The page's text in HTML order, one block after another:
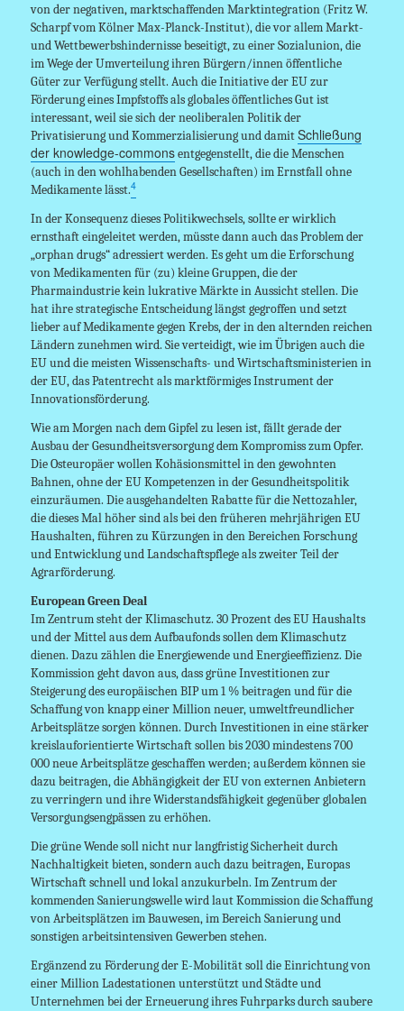
von der negativen, marktschaffenden Marktintegration (Fritz W.
Scharpf vom Kölner Max-Planck-Institut), die vor allem Markt-
und Wettbewerbshindernisse beseitigt, zu einer Sozialunion, die
im Wege der Umverteilung ihren Bürgern/innen öffentliche
Güter zur Verfügung stellt. Auch die Initiative der EU zur
Förderung eines Impfstoffs als globales öffentliches Gut ist
interessant, weil sie sich der neoliberalen Politik der
Privatisierung und Kommerzialisierung und damitSchließung
der knowledge-commonsentgegenstellt, die die Menschen
(auch in den wohlhabenden Gesellschaften) im Ernstfall ohne
Medikamente lässt.4
In der Konsequenz dieses Politikwechsels, sollte er wirklich
ernsthaft eingeleitet werden, müsste dann auch das Problem der
„orphan drugs“ adressiert werden. Es geht um die Erforschung
von Medikamenten für (zu) kleine Gruppen, die der
Pharmaindustrie kein lukrative Märkte in Aussicht stellen. Die
hat ihre strategische Entscheidung längst gegroffen und setzt
lieber auf Medikamente gegen Krebs, der in den alternden reichen
Ländern zunehmen wird. Sie verteidigt, wie im Übrigen auch die
EU und die meisten Wissenschafts- und Wirtschaftsministerien in
der EU, das Patentrecht als marktförmiges Instrument der
Innovationsförderung.
Wie am Morgen nach dem Gipfel zu lesen ist, fällt gerade der
Ausbau der Gesundheitsversorgung dem Kompromiss zum Opfer.
Die Osteuropäer wollen Kohäsionsmittel in den gewohnten
Bahnen, ohne der EU Kompetenzen in der Gesundheitspolitik
einzuräumen. Die ausgehandelten Rabatte für die Nettozahler,
die dieses Mal höher sind als bei den früheren mehrjährigen EU
Haushalten, führen zu Kürzungen in den Bereichen Forschung
und Entwicklung und Landschaftspflege als zweiter Teil der
Agrarförderung.
European Green Deal
Im Zentrum steht der Klimaschutz. 30 Prozent des EU Haushalts
und der Mittel aus dem Aufbaufonds sollen dem Klimaschutz
dienen. Dazu zählen die Energiewende und Energieeffizienz. Die
Kommission geht davon aus, dass grüne Investitionen zur
Steigerung des europäischen BIP um 1 % beitragen und für die
Schaffung von knapp einer Million neuer, umweltfreundlicher
Arbeitsplätze sorgen können. Durch Investitionen in eine stärker
kreislauforientierte Wirtschaft sollen bis 2030 mindestens 700
000 neue Arbeitsplätze geschaffen werden; außerdem können sie
dazu beitragen, die Abhängigkeit der EU von externen Anbietern
zu verringern und ihre Widerstandsfähigkeit gegenüber globalen
Versorgungsengpässen zu erhöhen.
Die grüne Wende soll nicht nur langfristig Sicherheit durch
Nachhaltigkeit bieten, sondern auch dazu beitragen, Europas
Wirtschaft schnell und lokal anzukurbeln. Im Zentrum der
kommenden Sanierungswelle wird laut Kommission die Schaffung
von Arbeitsplätzen im Bauwesen, im Bereich Sanierung und
sonstigen arbeitsintensiven Gewerben stehen.
Ergänzend zu Förderung der E-Mobilität soll die Einrichtung von
einer Million Ladestationen unterstützt und Städte und
Unternehmen bei der Erneuerung ihres Fuhrparks durch saubere